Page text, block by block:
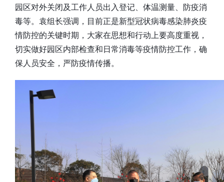
园区对外关闭及工作人员出入登记、体温测量、防疫消
毒等。袁组长强调，目前正是新型冠状病毒感染肺炎疫
情防控的关键时期，大家在思想和行动上要高度重视，
切实做好园区内部检查和日常消毒等疫情防控工作，确
保人员安全，严防疫情传播。